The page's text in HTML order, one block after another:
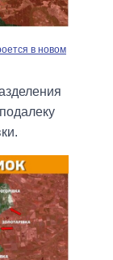
в новом